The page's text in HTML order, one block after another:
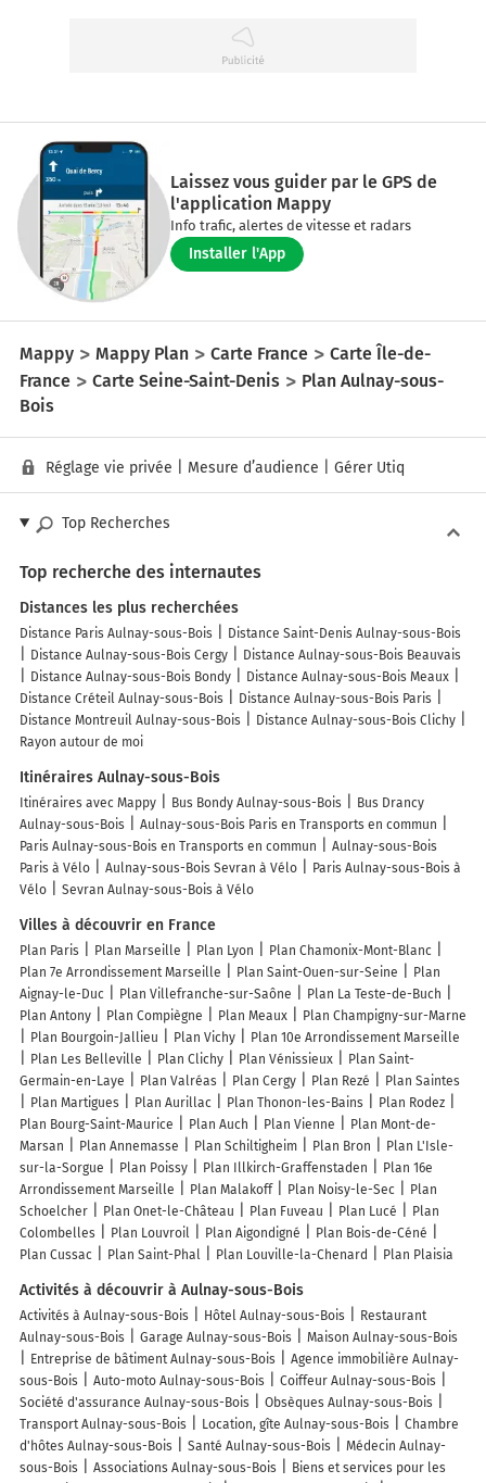
Laissez vous guider par le GPS de
l'application Mappy
Info trafic, alertes de vitesse et radars
Installer l'App
Mappy Mappy Plan Carte France
Carte Île-de-
France
Carte Seine-Saint-Denis
Plan Aulnay-sous-
Bois
Réglage vie privée Mesure d’audience Gérer Utiq
Top Recherches
Top recherche des internautes
Distances les plus recherchées
Distance Paris Aulnay-sous-Bois
Distance Saint-Denis Aulnay-sous-Bois
Distance Aulnay-sous-Bois Cergy
Distance Aulnay-sous-Bois Beauvais
Distance Aulnay-sous-Bois Bondy
Distance Aulnay-sous-Bois Meaux
Distance Créteil Aulnay-sous-Bois
Distance Aulnay-sous-Bois Paris
Distance Montreuil Aulnay-sous-Bois
Distance Aulnay-sous-Bois Clichy
Rayon autour de moi
Itinéraires Aulnay-sous-Bois
Itinéraires avec Mappy Bus Bondy Aulnay-sous-Bois
Bus Drancy
Aulnay-sous-Bois
Aulnay-sous-Bois Paris en Transports en commun
Paris Aulnay-sous-Bois en Transports en commun
Aulnay-sous-Bois
Paris à Vélo
Aulnay-sous-Bois Sevran à Vélo
Paris Aulnay-sous-Bois à
Vélo
Sevran Aulnay-sous-Bois à Vélo
Villes à découvrir en France
Plan Paris Plan Marseille Plan Lyon
Plan Chamonix-Mont-Blanc
Plan 7e Arrondissement Marseille
Plan Saint-Ouen-sur-Seine
Plan
Aignay-le-Duc
Plan Villefranche-sur-Saône
Plan La Teste-de-Buch
Plan Antony
Plan Compiègne Plan Meaux
Plan Champigny-sur-Marne
Plan Bourgoin-Jallieu
Plan Vichy
Plan 10e Arrondissement Marseille
Plan Les Belleville
Plan Clichy Plan Vénissieux
Plan Saint-
Germain-en-Laye
Plan Valréas Plan Cergy Plan Rezé
Plan Saintes
Plan Martigues
Plan Aurillac Plan Thonon-les-Bains
Plan Rodez
Plan Bourg-Saint-Maurice
Plan Auch Plan Vienne
Plan Mont-de-
Marsan
Plan Annemasse Plan Schiltigheim Plan Bron
Plan L'Isle-
sur-la-Sorgue
Plan Poissy Plan Illkirch-Graffenstaden
Plan 16e
Arrondissement Marseille
Plan Malakoff Plan Noisy-le-Sec
Plan
Schoelcher
Plan Onet-le-Château Plan Fuveau Plan Lucé
Plan
Colombelles
Plan Louvroil Plan Aigondigné
Plan Bois-de-Céné
Plan Cussac
Plan Saint-Phal Plan Louville-la-Chenard Plan Plaisia
Activités à découvrir à Aulnay-sous-Bois
Activités à Aulnay-sous-Bois Hôtel Aulnay-sous-Bois
Restaurant
Aulnay-sous-Bois
Garage Aulnay-sous-Bois
Maison Aulnay-sous-Bois
Entreprise de bâtiment Aulnay-sous-Bois
Agence immobilière Aulnay-
sous-Bois
Auto-moto Aulnay-sous-Bois
Coiffeur Aulnay-sous-Bois
Société d'assurance Aulnay-sous-Bois
Obsèques Aulnay-sous-Bois
Transport Aulnay-sous-Bois
Location, gîte Aulnay-sous-Bois
Chambre
d'hôtes Aulnay-sous-Bois
Santé Aulnay-sous-Bois
Médecin Aulnay-
sous-Bois
Associations Aulnay-sous-Bois
Biens et services pour les